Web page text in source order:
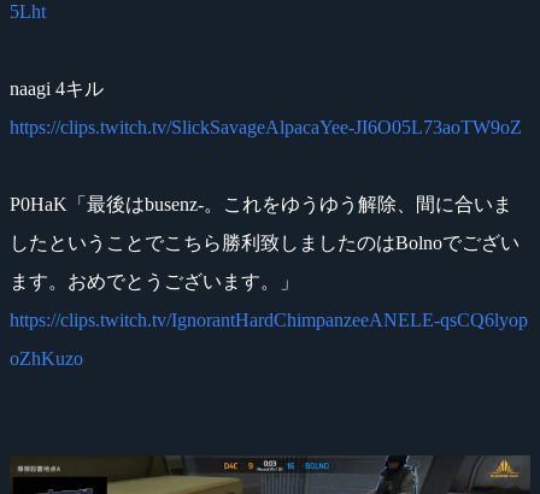
5Lht
naagi 4キル
https://clips.twitch.tv/SlickSavageAlpacaYee-JI6O05L73aoTW9oZ
P0HaK「最後はbusenz-。これをゆうゆう解除、間に合いま
したということでこちら勝利致しましたのはBolnoでござい
ます。おめでとうございます。」
https://clips.twitch.tv/IgnorantHardChimpanzeeANELE-qsCQ6lyop
oZhKuzo